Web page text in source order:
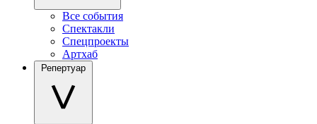
Все события
Спектакли
Спецпроекты
Артхаб
Репертуар